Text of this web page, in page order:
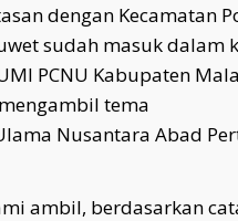
dengan Kecamatan
sudah masuk dalam
PCNU Kabupaten
tema
Nusantara Abad
ambil, berdasarkan